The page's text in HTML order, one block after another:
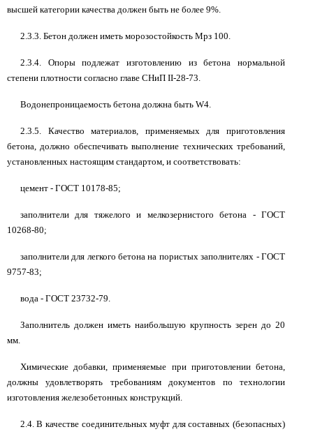
высшей категории качества должен быть не более 9%.
2.3.3. Бетон должен иметь морозостойкость Мрз 100.
2.3.4. Опоры подлежат изготовлению из бетона нормальной
степени плотности согласно главе СНиП II-28-73.
Водонепроницаемость бетона должна быть W4.
2.3.5. Качество материалов, применяемых для приготовления
бетона, должно обеспечивать выполнение технических требований,
установленных настоящим стандартом, и соответствовать:
цемент - ГОСТ 10178-85;
заполнители для тяжелого и мелкозернистого бетона - ГОСТ
10268-80;
заполнители для легкого бетона на пористых заполнителях - ГОСТ
9757-83;
вода - ГОСТ 23732-79.
Заполнитель должен иметь наибольшую крупность зерен до 20
мм.
Химические добавки, применяемые при приготовлении бетона,
должны удовлетворять требованиям документов по технологии
изготовления железобетонных конструкций.
2.4. В качестве соединительных муфт для составных (безопасных)